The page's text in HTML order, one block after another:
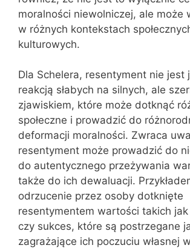
moralności niewolniczej, ale może
w różnych kontekstach
kulturowych.
Dla Schelera, resentyment nie jest
reakcją słabych na silnych, ale
zjawiskiem, które może dotknąć
społeczne i prowadzić do
deformacji moralności. Zwraca
resentyment może prowadzić do
do autentycznego przeżywania
także do ich dewaluacji.
odrzucenie przez osoby dotknięte
resentymentem wartości takich jak
czy sukces, które są postrzegane
zagrażające ich poczuciu własnej